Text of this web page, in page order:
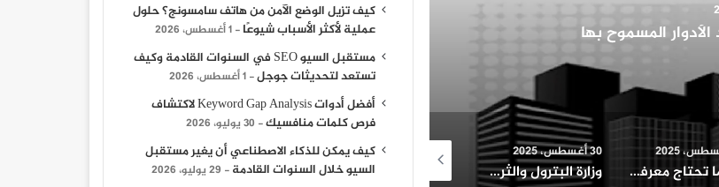
دور ادارة الموارد البشرية في المؤسسات التعليمية
30 أغسطس، 2025
وزارة البترول والثروة المعدنية في مصر دور محوري وفرص استثنائية
30 أغسطس، 2025
أهمية معرض الكتاب في نشر الثقافة وتعزيز القراءة بين الشباب أهمية التحليل والبيانات في تطوير استراتيجيات التسويق الإلكتروني
30 أغسطس، 2025
أساسيات تصميم المواقع: كيف تبدأ في بناء موقع إلكتروني ناجح
كيف تزيل الوضع الآمن من هاتف سامسونج؟ حلول
عملية لأكثر الأسباب شيوعًا
1 أغسطس، 2026
مستقبل السيو SEO في السنوات القادمة وكيف
تستعد لتحديثات جوجل
1 أغسطس، 2026
أفضل أدوات Keyword Gap Analysis لاكتشاف
فرص كلمات منافسيك
30 يوليو، 2026
كيف يمكن للذكاء الاصطناعي أن يغير مستقبل
السيو خلال السنوات القادمة
29 يوليو، 2026